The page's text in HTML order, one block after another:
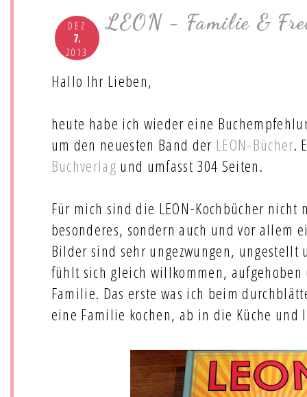
DEZ
7.
2013
LEON - Familie &
Hallo Ihr Lieben,
heute habe ich wieder eine
um den neuesten Band der LEON-Bücher.
Buchverlag und umfasst 304 Seiten.
Für mich sind die LEON-Kochbücher
besonderes, sondern auch und vor allem
Bilder sind sehr ungezwungen,
fühlt sich gleich willkommen,
Familie. Das erste was ich beim
eine Familie kochen, ab in die Küche und